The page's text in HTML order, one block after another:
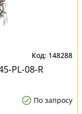
148288
PL-08-R
По запросу